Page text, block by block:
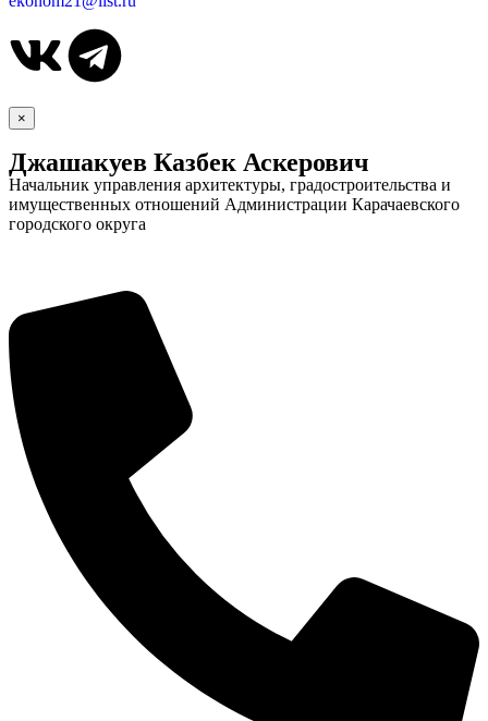
Газета "Минги Тау"
Виртуальная
приемная
Культурный
код кластера
×
Джашакуев Казбек Аскерович
Начальник управления архитектуры, градостроительства и
имущественных отношений Администрации Карачаевского
городского округа